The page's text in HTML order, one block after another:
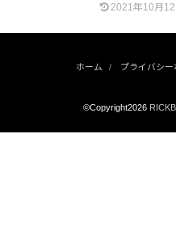
2021年10月12
ホーム プライバシー
©Copyright2026